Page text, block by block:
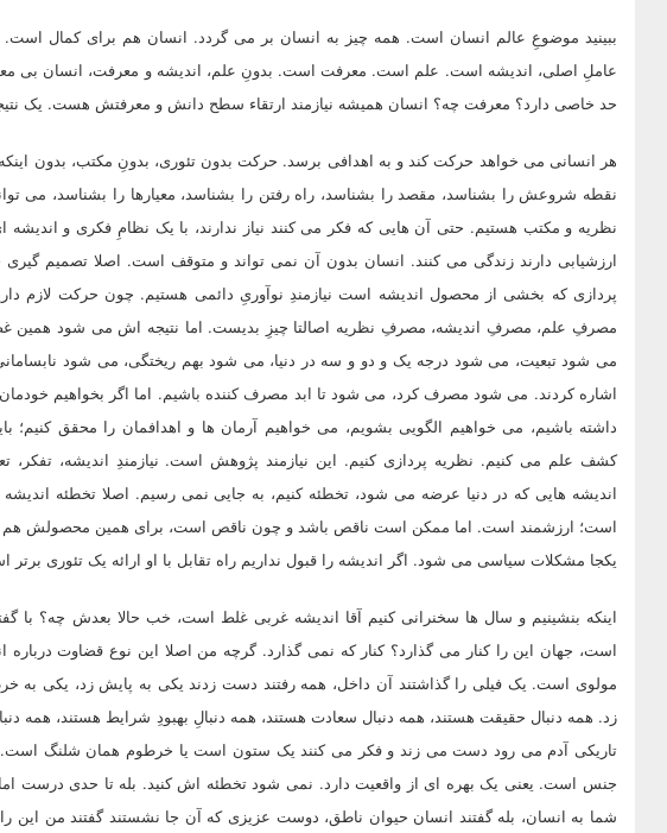
ببینید موضوعِ عالم انسان است. همه چیز به انسان بر می گردد. انسان هم برای کمال است.
عاملِ اصلی، اندیشه است. علم است. معرفت است. بدونِ علم، اندیشه و معرفت، انسان بی
حد خاصی دارد؟ معرفت چه؟ انسان همیشه نیازمند ارتقاء سطح دانش و معرفتش هست. یک
هر انسانی می خواهد حرکت کند و به اهدافی برسد. حرکت بدون تئوری، بدونِ مکتب، بدون
نقطه شروعش را بشناسد، مقصد را بشناسد، راه رفتن را بشناسد، معیارها را بشناسد، می
نظریه و مکتب هستیم. حتی آن هایی که فکر می کنند نیاز ندارند، با یک نظامِ فکری و
ارزشیابی دارند زندگی می کنند. انسان بدون آن نمی تواند و متوقف است. اصلا تصمیم گیری
پردازی که بخشی از محصول اندیشه است نیازمندِ نوآوریِ دائمی هستیم. چون حرکت لازم
مصرفِ علم، مصرفِ اندیشه، مصرفِ نظریه اصالتا چیزِ بدیست. اما نتیجه اش می شود همین
می شود تبعیت، می شود درجه یک و دو و سه در دنیا، می شود بهم ریختگی، می شود
اشاره کردند. می شود مصرف کرد، می شود تا ابد مصرف کننده باشیم. اما اگر بخواهیم
داشته باشیم، می خواهیم الگویی بشویم، می خواهیم آرمان ها و اهدافمان را محقق کنیم؛
کشف علم می کنیم. نظریه پردازی کنیم. این نیازمند پژوهش است. نیازمندِ اندیشه، تفکر،
اندیشه هایی که در دنیا عرضه می شود، تخطئه کنیم، به جایی نمی رسیم. اصلا تخطئه
است؛ ارزشمند است. اما ممکن است ناقص باشد و چون ناقص است، برای همین محصولش
یکجا مشکلات سیاسی می شود. اگر اندیشه را قبول نداریم راه تقابل با او ارائه یک تئوری برتر
اینکه بنشینیم و سال ها سخنرانی کنیم آقا اندیشه غربی غلط است، خب حالا بعدش چه؟ با
است، جهان این را کنار می گذارد؟ کنار که نمی گذارد. گرچه من اصلا این نوع قضاوت درباره
مولوی است. یک فیلی را گذاشتند آن داخل، همه رفتند دست زدند یکی به پایش زد، یکی
زد. همه دنبال حقیقت هستند، همه دنبال سعادت هستند، همه دنبالِ بهبودِ شرایط هستند، همه
تاریکی آدم می رود دست می زند و فکر می کنند یک ستون است یا خرطوم همان شلنگ است.
جنس است. یعنی یک بهره ای از واقعیت دارد. نمی شود تخطئه اش کنید. بله تا حدی درست
شما به انسان، بله گفتند انسان حیوان ناطق، دوست عزیزی که آن جا نشستند گفتند من این